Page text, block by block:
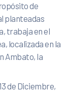
de
planteadas
trabaja en el
localizada en la
Ambato, la
de Diciembre,